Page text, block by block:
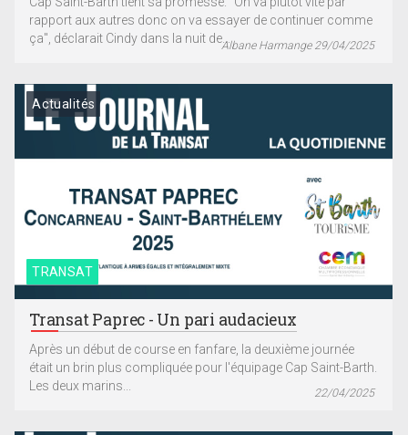
rapport aux autres donc on va essayer de continuer comme
ça", déclarait Cindy dans la nuit de...Albane Harmange 29/04/2025
TRANSAT
Actualités
Transat Paprec - Un pari audacieux
Après un début de course en fanfare, la deuxième journée
était un brin plus compliquée pour l'équipage Cap Saint-Barth.
Les deux marins...
22/04/2025